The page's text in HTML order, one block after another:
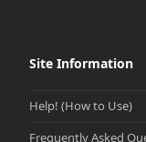
Site Information
Help! (How to Use)
Frequently Asked